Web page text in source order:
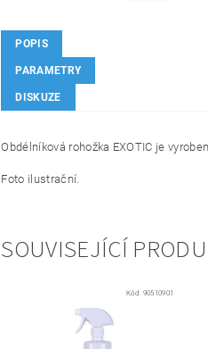
POPIS
PARAMETRY
DISKUZE
Obdélníková rohožka EXOTIC je
Foto ilustrační.
SOUVISEJÍCÍ
Kód: 90510901